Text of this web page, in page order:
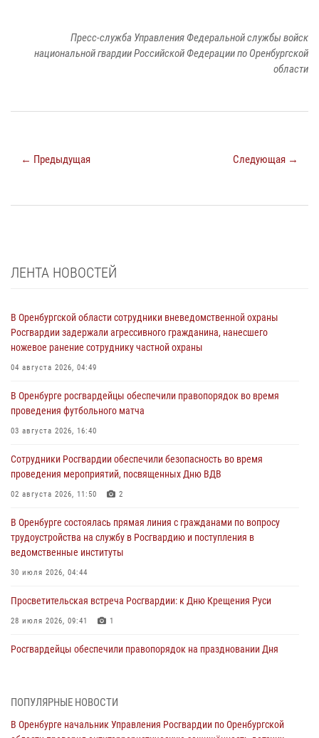
Пресс-служба Управления Федеральной службы войск
национальной гвардии Российской Федерации по Оренбургской
области
← Предыдущая Следующая →
ЛЕНТА НОВОСТЕЙ
В Оренбургской области сотрудники вневедомственной охраны
Росгвардии задержали агрессивного гражданина, нанесшего
ножевое ранение сотруднику частной охраны
04 августа 2026, 04:49
В Оренбурге росгвардейцы обеспечили правопорядок во время
проведения футбольного матча
03 августа 2026, 16:40
Сотрудники Росгвардии обеспечили безопасность во время
проведения мероприятий, посвященных Дню ВДВ
02 августа 2026, 11:50 2
В Оренбурге состоялась прямая линия с гражданами по вопросу
трудоустройства на службу в Росгвардию и поступления в
ведомственные институты
30 июля 2026, 04:44
Просветительская встреча Росгвардии: к Дню Крещения Руси
28 июля 2026, 09:41 1
Росгвардейцы обеспечили правопорядок на праздновании Дня
жизненной ситуации (ВИДЕО)
ПОПУЛЯРНЫЕ НОВОСТИ
В Оренбурге начальник Управления Росгвардии по Оренбургской